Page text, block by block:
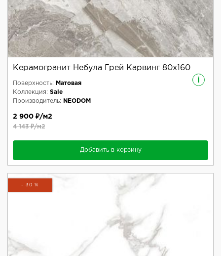
Керамогранит Небула Грей Карвинг 80x160
i
Поверхность:
Матовая
Коллекция: Sale
Производитель:
NEODOM
2 900 ₽/м2
4 143 ₽/м2
Добавить в корзину
- 30 %